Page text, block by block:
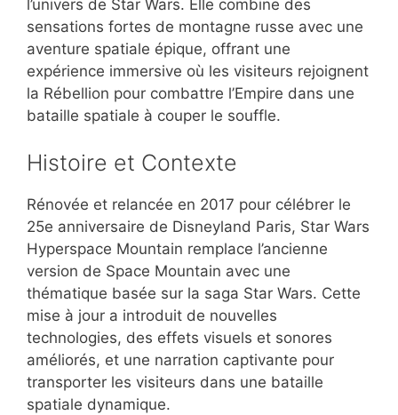
l’univers de Star Wars. Elle combine des
sensations fortes de montagne russe avec une
aventure spatiale épique, offrant une
expérience immersive où les visiteurs rejoignent
la Rébellion pour combattre l’Empire dans une
bataille spatiale à couper le souffle.
Histoire et Contexte
Rénovée et relancée en 2017 pour célébrer le
25e anniversaire de Disneyland Paris, Star Wars
Hyperspace Mountain remplace l’ancienne
version de Space Mountain avec une
thématique basée sur la saga Star Wars. Cette
mise à jour a introduit de nouvelles
technologies, des effets visuels et sonores
améliorés, et une narration captivante pour
transporter les visiteurs dans une bataille
spatiale dynamique.